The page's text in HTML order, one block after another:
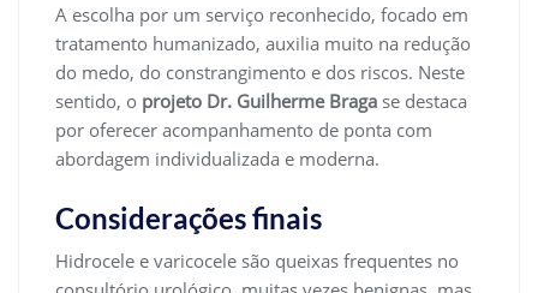
A escolha por um serviço reconhecido, focado em
tratamento humanizado, auxilia muito na redução
do medo, do constrangimento e dos riscos. Neste
sentido, o projeto Dr. Guilherme Braga se destaca
por oferecer acompanhamento de ponta com
abordagem individualizada e moderna.
Considerações finais
Hidrocele e varicocele são queixas frequentes no